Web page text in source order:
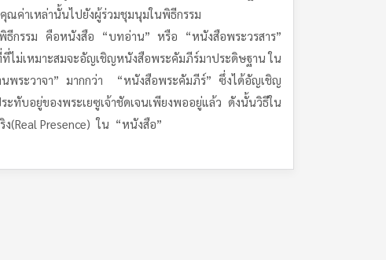
ค่าเหล่านั้นไปยังผู้ร่วมชุมนุมในพิธีกรรม
พิธีกรรม คือหนังสือ “บทอ่าน” หรือ “หนังสือพระวรสาร”
ม่เหมาะสมจะอัญเชิญหนังสือพระคัมภีร์มาประดิษฐาน ใน
นพระวาจา” มากกว่า “หนังสือพระคัมภีร์” ซึ่งได้อัญเชิญ
บอยู่ของพระเยซูเจ้าชัดเจนเพียงพออยู่แล้ว ดังนั้นวิธีใน
(Real Presence) ใน “หนังสือ”